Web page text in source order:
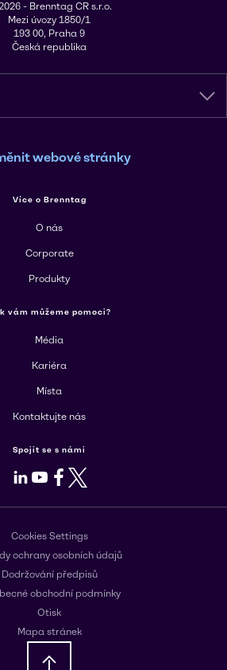
- Brenntag CR s.r.o.
Mezi úvozy 1850/1
193 00, Praha 9
Česká republika
webové stránky
Více o Brenntag
O nás
Corporate
Produkty
vám můžeme pomoci?
Média
Kariéra
Místa
Kontaktujte nás
Spojit se s námi
LinkedIn
Youtube
Facebook
X
Cookies Settings
ochrany osobních údajů
Dodržování předpisů
obchodní podmínky
Otisk
Mapa stránek